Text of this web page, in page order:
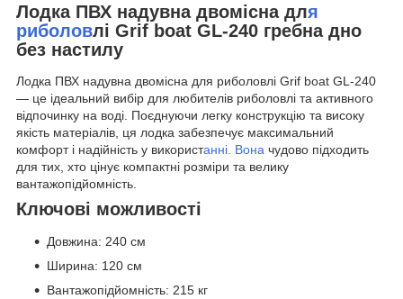
Лодка ПВХ надувна двомісна для
риболовлі Grif boat GL-240 гребна дно
без настилу
Лодка ПВХ надувна двомісна для риболовлі Grif boat GL-240
— це ідеальний вибір для любителів риболовлі та активного
відпочинку на воді. Поєднуючи легку конструкцію та високу
якість матеріалів, ця лодка забезпечує максимальний
комфорт і надійність у використанні. Вона чудово підходить
для тих, хто цінує компактні розміри та велику
вантажопідйомність.
Ключові можливості
Довжина: 240 см
Ширина: 120 см
Вантажопідйомність: 215 кг